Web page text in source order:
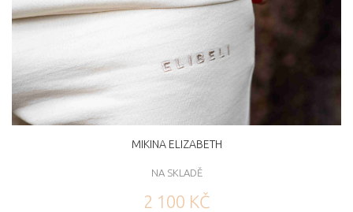
MIKINA ELIZABETH
NA SKLADĚ
2 100 KČ